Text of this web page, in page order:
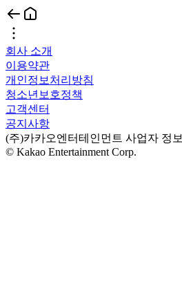
회사 소개
이용약관
개인정보처리방침
청소년보호정책
고객센터
공지사항
(주)카카오엔터테인먼트 사업자 정보
© Kakao Entertainment Corp.